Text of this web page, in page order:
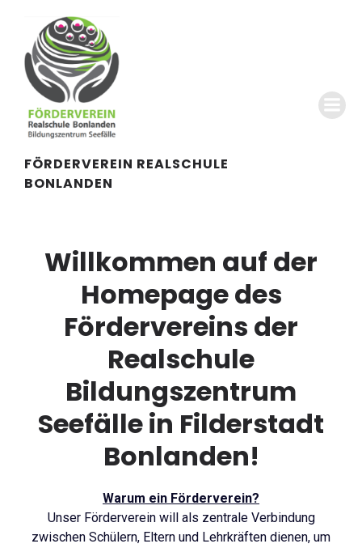
FÖRDERVEREIN REALSCHULE
BONLANDEN
Willkommen auf der
Homepage des
Fördervereins der
Realschule
Bildungszentrum
Seefälle in Filderstadt
Bonlanden!
Warum ein Förderverein?
Unser Förderverein will als zentrale Verbindung
zwischen Schülern, Eltern und Lehrkräften dienen, um